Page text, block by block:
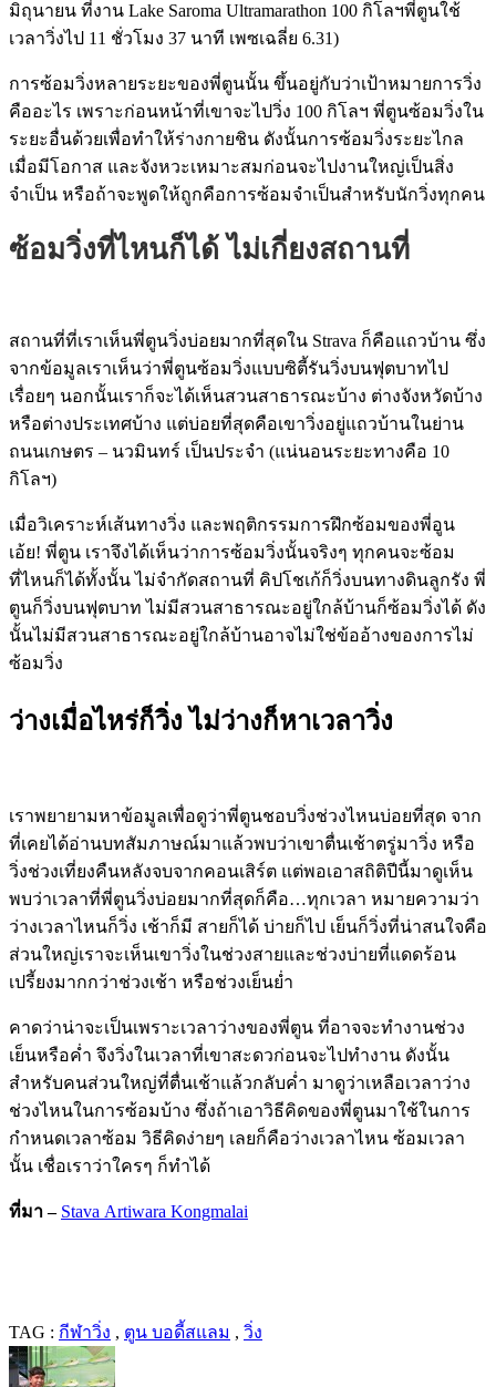
มิถุนายน ที่งาน Lake Saroma Ultramarathon 100 กิโลฯพี่ตูนใช้
เวลาวิ่งไป 11 ชั่วโมง 37 นาที เพซเฉลี่ย 6.31)
การซ้อมวิ่งหลายระยะของพี่ตูนนั้น ขึ้นอยู่กับว่าเป้าหมายการวิ่ง
คืออะไร เพราะก่อนหน้าที่เขาจะไปวิ่ง 100 กิโลฯ พี่ตูนซ้อมวิ่งใน
ระยะอื่นด้วยเพื่อทำให้ร่างกายชิน ดังนั้นการซ้อมวิ่งระยะไกล
เมื่อมีโอกาส และจังหวะเหมาะสมก่อนจะไปงานใหญ่เป็นสิ่ง
จำเป็น หรือถ้าจะพูดให้ถูกคือการซ้อมจำเป็นสำหรับนักวิ่งทุกคน
ซ้อมวิ่งที่ไหนก็ได้ ไม่เกี่ยงสถานที่
สถานที่ที่เราเห็นพี่ตูนวิ่งบ่อยมากที่สุดใน Strava ก็คือแถวบ้าน ซึ่ง
จากข้อมูลเราเห็นว่าพี่ตูนซ้อมวิ่งแบบซิตี้รันวิ่งบนฟุตบาทไป
เรื่อยๆ นอกนั้นเราก็จะได้เห็นสวนสาธารณะบ้าง ต่างจังหวัดบ้าง
หรือต่างประเทศบ้าง แต่บ่อยที่สุดคือเขาวิ่งอยู่แถวบ้านในย่าน
ถนนเกษตร – นวมินทร์ เป็นประจำ (แน่นอนระยะทางคือ 10
กิโลฯ)
เมื่อวิเคราะห์เส้นทางวิ่ง และพฤติกรรมการฝึกซ้อมของพี่อูน
เอ้ย! พี่ตูน เราจึงได้เห็นว่าการซ้อมวิ่งนั้นจริงๆ ทุกคนจะซ้อม
ที่ไหนก็ได้ทั้งนั้น ไม่จำกัดสถานที่ คิปโชเก้ก็วิ่งบนทางดินลูกรัง พี่
ตูนก็วิ่งบนฟุตบาท ไม่มีสวนสาธารณะอยู่ใกล้บ้านก็ซ้อมวิ่งได้ ดัง
นั้นไม่มีสวนสาธารณะอยู่ใกล้บ้านอาจไม่ใช่ข้ออ้างของการไม่
ซ้อมวิ่ง
ว่างเมื่อไหร่ก็วิ่ง ไม่ว่างก็หาเวลาวิ่ง
เราพยายามหาข้อมูลเพื่อดูว่าพี่ตูนชอบวิ่งช่วงไหนบ่อยที่สุด จาก
ที่เคยได้อ่านบทสัมภาษณ์มาแล้วพบว่าเขาตื่นเช้าตรู่มาวิ่ง หรือ
วิ่งช่วงเที่ยงคืนหลังจบจากคอนเสิร์ต แต่พอเอาสถิติปีนี้มาดูเห็น
พบว่าเวลาที่พี่ตูนวิ่งบ่อยมากที่สุดก็คือ…ทุกเวลา หมายความว่า
ว่างเวลาไหนก็วิ่ง เช้าก็มี สายก็ได้ บ่ายก็ไป เย็นก็วิ่งที่น่าสนใจคือ
ส่วนใหญ่เราจะเห็นเขาวิ่งในช่วงสายและช่วงบ่ายที่แดดร้อน
เปรี้ยงมากกว่าช่วงเช้า หรือช่วงเย็นย่ำ
คาดว่าน่าจะเป็นเพราะเวลาว่างของพี่ตูน ที่อาจจะทำงานช่วง
เย็นหรือค่ำ จึงวิ่งในเวลาที่เขาสะดวก่อนจะไปทำงาน ดังนั้น
สำหรับคนส่วนใหญ่ที่ตื่นเช้าแล้วกลับค่ำ มาดูว่าเหลือเวลาว่าง
ช่วงไหนในการซ้อมบ้าง ซึ่งถ้าเอาวิธีคิดของพี่ตูนมาใช้ในการ
กำหนดเวลาซ้อม วิธีคิดง่ายๆ เลยก็คือว่างเวลาไหน ซ้อมเวลา
นั้น เชื่อเราว่าใครๆ ก็ทำได้
ที่มา – Stava Artiwara Kongmalai
TAG : กีฬาวิ่ง , ตูน บอดี้สแลม , วิ่ง